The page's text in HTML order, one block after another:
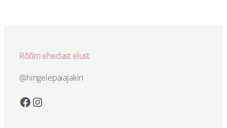
Rõõm ehedast elust
@hingelepaiajakiri
Facebook Instagram